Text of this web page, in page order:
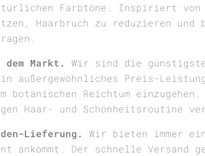
Farbtöne. Inspiriert
Haarbruch zu reduzieren und
Markt.
Wir sind die
außergewöhnliches Preis-
botanischen Reichtum
und Schönheitsroutine
Lieferung.
Wir bieten immer
ankommt. Der schnelle Versand